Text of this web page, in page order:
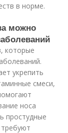
в норме.
можно
которые
укрепить
смеси,
носа
простудные